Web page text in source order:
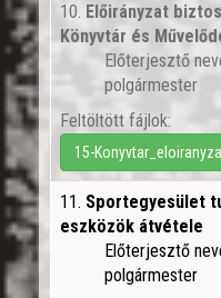
10. Előirányzat
Könyvtár és
Előterjesztő
polgármester
Feltöltött fájlok:
15-
11. Sportegyesület
eszközök átvétele
Előterjesztő
polgármester